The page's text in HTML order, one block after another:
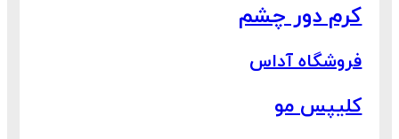
کرم دور چشم
فروشگاه آداس
کلیپس مو